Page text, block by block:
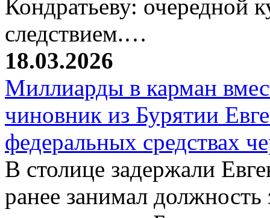
Кондратьеву: очередной
следствием.…
18.03.2026
Миллиарды в карман
чиновник из Бурятии
федеральных средствах
В столице задержали
ранее занимал должность